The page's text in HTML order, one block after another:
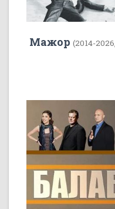
Мажор (2014-